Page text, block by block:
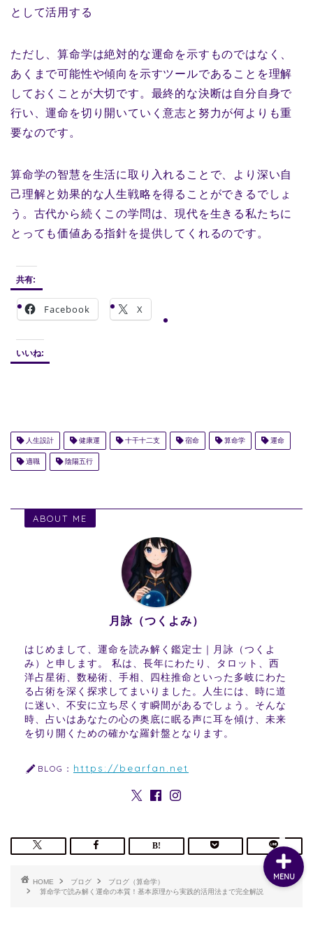
として活用する
ただし、算命学は絶対的な運命を示すものではなく、
あくまで可能性や傾向を示すツールであることを理解
しておくことが大切です。最終的な決断は自分自身で
行い、運命を切り開いていく意志と努力が何よりも重
要なのです。
算命学の智慧を生活に取り入れることで、より深い自
己理解と効果的な人生戦略を得ることができるでしょ
う。古代から続くこの学問は、現代を生きる私たちに
とっても価値ある指針を提供してくれるのです。
共有:
Facebook X
いいね:
人生設計 健康運 十干十二支 宿命 算命学 運命
適職 陰陽五行
ABOUT ME
月詠（つくよみ）
はじめまして、運命を読み解く鑑定士｜月詠（つくよ
み）と申します。 私は、長年にわたり、タロット、西
洋占星術、数秘術、手相、四柱推命といった多岐にわた
る占術を深く探求してまいりました。人生には、時に道
に迷い、不安に立ち尽くす瞬間があるでしょう。そんな
時、占いはあなたの心の奥底に眠る声に耳を傾け、未来
を切り開くための確かな羅針盤となります。
BLOG： https://bearfan.net
HOME ブログ
ブログ（算命学）
算命学で読み解く運命の本質！基本原理から実践的活用法まで完全解説
MENU